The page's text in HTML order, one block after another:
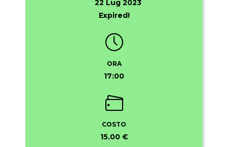
22 Lug 2023
Expired!
ORA
17:00
COSTO
15.00 €